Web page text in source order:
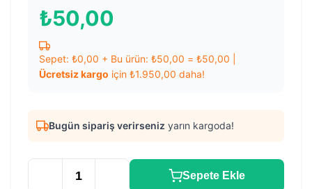
₺50,00
Sepet: ₺0,00 + Bu ürün: ₺50,00 = ₺50,00
Ücretsiz kargo için ₺1.950,00 daha!
Bugün sipariş verirseniz yarın kargoda!
Sepete Ekle